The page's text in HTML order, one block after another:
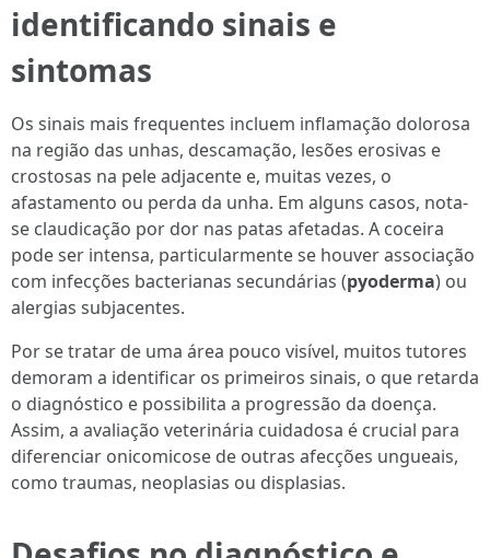
identificando sinais e
sintomas
Os sinais mais frequentes incluem inflamação dolorosa
na região das unhas, descamação, lesões erosivas e
crostosas na pele adjacente e, muitas vezes, o
afastamento ou perda da unha. Em alguns casos, nota-
se claudicação por dor nas patas afetadas. A coceira
pode ser intensa, particularmente se houver associação
com infecções bacterianas secundárias (pyoderma) ou
alergias subjacentes.
Por se tratar de uma área pouco visível, muitos tutores
demoram a identificar os primeiros sinais, o que retarda
o diagnóstico e possibilita a progressão da doença.
Assim, a avaliação veterinária cuidadosa é crucial para
diferenciar onicomicose de outras afecções ungueais,
como traumas, neoplasias ou displasias.